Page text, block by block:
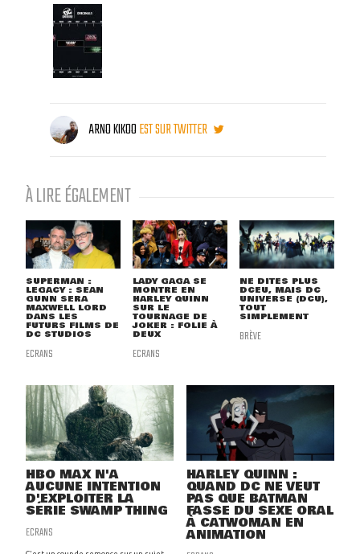
ARNO KIKOOEST SUR TWITTER
À LIRE ÉGALEMENT
SUPERMAN :
LEGACY : SEAN
GUNN SERA
MAXWELL LORD
DANS LES
FUTURS FILMS DE
DC STUDIOS
ECRANS
LADY GAGA SE
MONTRE EN
HARLEY QUINN
SUR LE
TOURNAGE DE
JOKER : FOLIE À
DEUX
ECRANS
NE DITES PLUS
DCEU, MAIS DC
UNIVERSE (DCU),
TOUT
SIMPLEMENT
BRÈVE
HBO MAX N'A
AUCUNE INTENTION
D'EXPLOITER LA
SÉRIE SWAMP THING
ECRANS
HARLEY QUINN :
QUAND DC NE VEUT
PAS QUE BATMAN
FASSE DU SEXE ORAL
À CATWOMAN EN
ANIMATION